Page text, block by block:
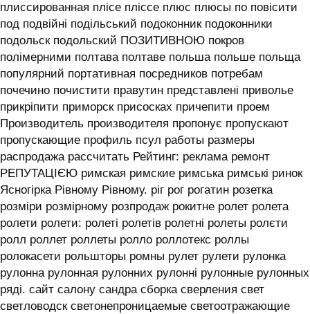
плиссированная плісе пліссе плюс плюсы по повісити
под подвійні подільський подоконник подоконники
подольск подольский ПОЗИТИВНОЮ покров
полімерними полтава полтаве польша польше польща
популярний портативная посредников потребам
почечино почистити правутин представлені приволье
прикріпити приморск присосках причепити проем
Производитель производителя пропонує пропускают
пропускающие профиль псул работы размеры
распродажа рассчитать Рейтинг: реклама ремонт
РЕПУТАЦІЄЮ римская римские римська римські ринок
Ясногірка Рівному Рівному. ріг рог рогатин розетка
розміри розмірному розпродаж рокитне ролет ролета
ролети ролети: ролеті ролетів ролетні ролеты ролєти
ролл роллет роллеты ролло роллотекс роллы
ролокасети рольшторы ромны рулет рулети рулонка
рулонна рулонная рулонних рулонні рулонные рулонных
ряді. сайт салону сандра сборка сверления свет
светловодск светонепроницаемые светоотражающие